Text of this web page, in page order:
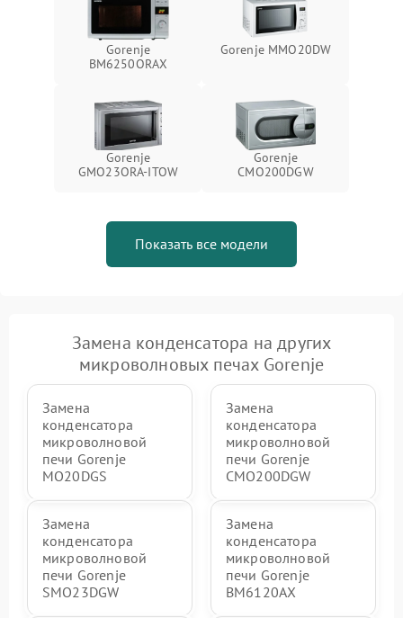
Gorenje
BM6250ORAX
Gorenje MMO20DW
Gorenje
GMO23ORA-ITOW
Gorenje
CMO200DGW
Показать все модели
Замена конденсатора на других
микроволновых печах Gorenje
Замена
конденсатора
микроволновой
печи Gorenje
MO20DGS
Замена
конденсатора
микроволновой
печи Gorenje
CMO200DGW
Замена
конденсатора
микроволновой
печи Gorenje
SMO23DGW
Замена
конденсатора
микроволновой
печи Gorenje
BM6120AX